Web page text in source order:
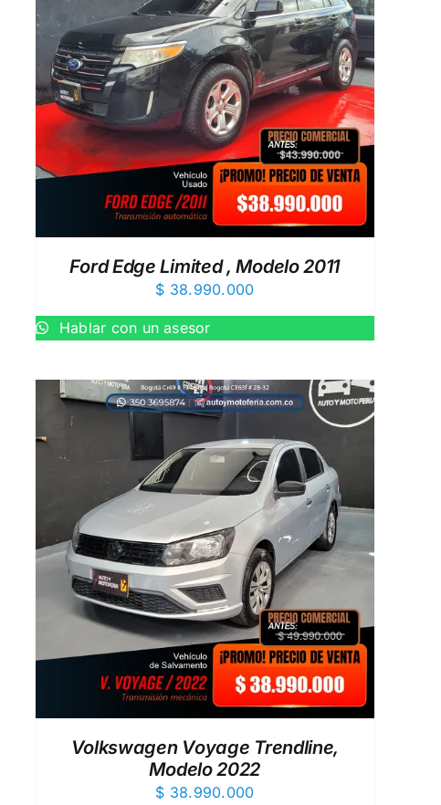
Ford Edge Limited , Modelo 2011
$ 38.990.000
Hablar con un asesor
Volkswagen Voyage Trendline,
Modelo 2022
$ 38.990.000